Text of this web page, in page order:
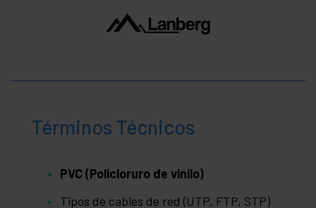
Términos Técnicos
PVC (Policloruro de vinilo)
Tipos de cables de red (UTP, FTP, STP)